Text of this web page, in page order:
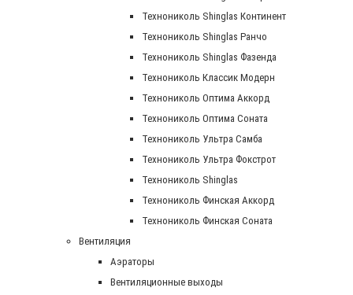
Технониколь Shinglas Континент
Технониколь Shinglas Ранчо
Технониколь Shinglas Фазенда
Технониколь Классик Модерн
Технониколь Оптима Аккорд
Технониколь Оптима Соната
Технониколь Ультра Самба
Технониколь Ультра Фокстрот
Технониколь Shinglas
Технониколь Финская Аккорд
Технониколь Финская Соната
Вентиляция
Аэраторы
Вентиляционные выходы